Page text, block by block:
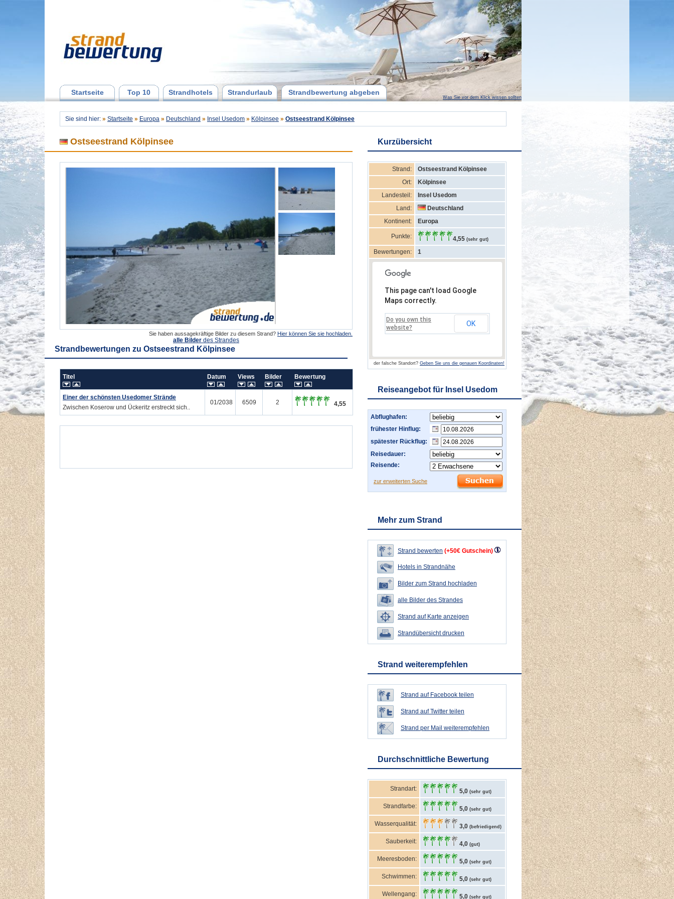
Startseite Top 10 Strandhotels Strandurlaub Strandbewertung abgeben
Was Sie vor dem Klick wissen sollten
Sie sind hier: » Startseite » Europa » Deutschland » Insel Usedom » Kölpinsee » Ostseestrand Kölpinsee
Ostseestrand Kölpinsee
Sie haben aussagekräftige Bilder zu diesem Strand? Hier können Sie sie hochladen.
alle Bilder des Strandes
Strandbewertungen zu Ostseestrand Kölpinsee
Titel Datum Views Bilder Bewertung
Einer der schönsten Usedomer Strände
Zwischen Koserow und Ückeritz erstreckt sich..
01/2038 6509 2 4,55
Kurzübersicht
Strand:
Ostseestrand Kölpinsee
Ort:
Kölpinsee
Landesteil:
Insel Usedom
Land:
Deutschland
Kontinent:
Europa
Punkte: 4,55 (sehr gut)
Bewertungen: 1
This page can't load Google
Maps correctly.
Do you own this
website?
OK
der falsche Standort? Geben Sie uns die genauen Koordinaten!
Reiseangebot für Insel Usedom
Abflughafen:
frühester Hinflug:
spätester Rückflug:
Reisedauer:
Reisende:
zur erweiterten Suche
Mehr zum Strand
Strand bewerten (+50€ Gutschein)
Hotels in Strandnähe
Bilder zum Strand hochladen
alle Bilder des Strandes
Strand auf Karte anzeigen
Strandübersicht drucken
Strand weiterempfehlen
Strand auf Facebook teilen
Strand auf Twitter teilen
Strand per Mail weiterempfehlen
Durchschnittliche Bewertung
Strandart: 5,0 (sehr gut)
Strandfarbe: 5,0 (sehr gut)
Wasserqualität: 3,0 (befriedigend)
Sauberkeit: 4,0 (gut)
Meeresboden: 5,0 (sehr gut)
Schwimmen: 5,0 (sehr gut)
Wellengang: 5,0 (sehr gut)